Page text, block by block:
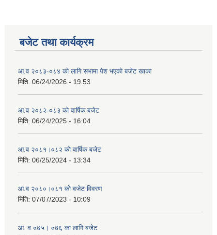
बजेट तथा कार्यक्रम
आ.व २०८३-०८४ काे लागि सभामा पेश भएकाे बजेट खाका
मिति: 06/24/2026 - 19:53
आ.व २०८२-०८३ काे वार्षिक बजेट
मिति: 06/24/2025 - 16:04
आ.व २०८१।०८२ काे वार्षिक बजेट
मिति: 06/25/2024 - 13:34
आ.व २०८०।०८१ काे वजेट विवरण
मिति: 07/07/2023 - 10:09
आ. व ०७५। ०७६ का लागि बजेट